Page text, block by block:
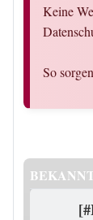
Keine
So